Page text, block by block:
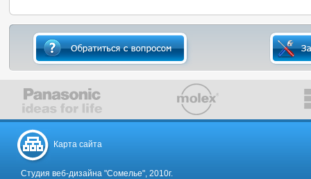
Карта сайта
Студия веб-дизайна "Сомелье", 2010г.